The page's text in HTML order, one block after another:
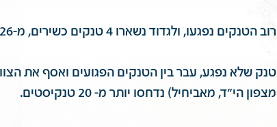
רוב הטנקים נפגעו, ולגדוד נשארו 4 טנקים כשירים, מ-26 שהחלו בהתקפה.
טנק שלא נפגע, עבר בין הטנקים הפגועים ואסף את
מצפון הי"ד, מאביחיל) נדחסו יותר מ- 20 טנקיסטים.